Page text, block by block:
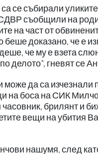
се събирали
съобщили на
на част от
беше доказано, че е
че му е взета
делото", гневят се
може да са
на боса на СИК
брилянт и
вещи на убития
нашумя, след